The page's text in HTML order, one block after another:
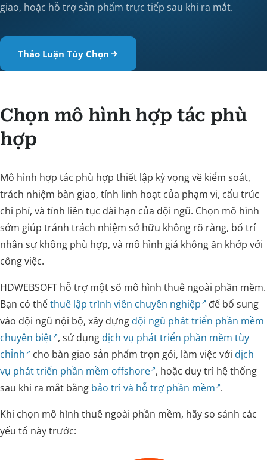
giao, hoặc hỗ trợ sản phẩm trực tiếp sau khi ra mắt.
Thảo Luận Tùy Chọn
Chọn mô hình hợp tác phù
hợp
Mô hình hợp tác phù hợp thiết lập kỳ vọng về kiểm soát,
trách nhiệm bàn giao, tính linh hoạt của phạm vi, cấu trúc
chi phí, và tính liên tục dài hạn của đội ngũ. Chọn mô hình
sớm giúp tránh trách nhiệm sở hữu không rõ ràng, bố trí
nhân sự không phù hợp, và mô hình giá không ăn khớp với
công việc.
HDWEBSOFT hỗ trợ một số mô hình thuê ngoài phần mềm.
Bạn có thểthuê lập trình viên chuyên nghiệp
để bổ sung
vào đội ngũ nội bộ, xây dựng đội ngũ phát triển phần mềm
chuyên biệt , sử dụng dịch vụ phát triển phần mềm tùy
chỉnh
cho bàn giao sản phẩm trọn gói, làm việc với dịch
vụ phát triển phần mềm offshore , hoặc duy trì hệ thống
sau khi ra mắt bằng bảo trì và hỗ trợ phần mềm .
Khi chọn mô hình thuê ngoài phần mềm, hãy so sánh các
yếu tố này trước: